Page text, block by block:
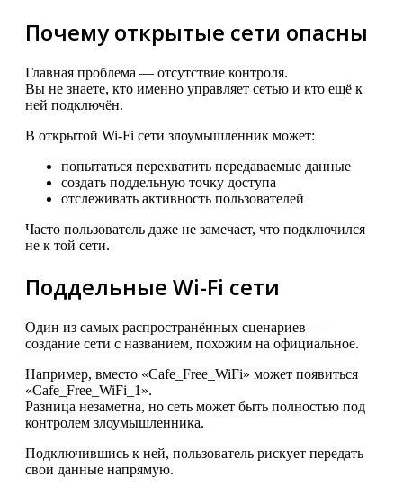
Почему открытые сети опасны
Главная проблема — отсутствие контроля.
Вы не знаете, кто именно управляет сетью и кто ещё к
ней подключён.
В открытой Wi-Fi сети злоумышленник может:
попытаться перехватить передаваемые данные
создать поддельную точку доступа
отслеживать активность пользователей
Часто пользователь даже не замечает, что подключился
не к той сети.
Поддельные Wi-Fi сети
Один из самых распространённых сценариев —
создание сети с названием, похожим на официальное.
Например, вместо «Cafe_Free_WiFi» может появиться
«Cafe_Free_WiFi_1».
Разница незаметна, но сеть может быть полностью под
контролем злоумышленника.
Подключившись к ней, пользователь рискует передать
свои данные напрямую.